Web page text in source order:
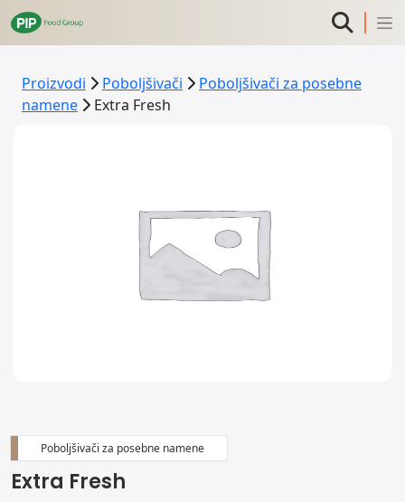
Proizvodi Poboljšivači
Poboljšivači za posebne
namene
Extra Fresh
Poboljšivači za posebne namene
Extra Fresh